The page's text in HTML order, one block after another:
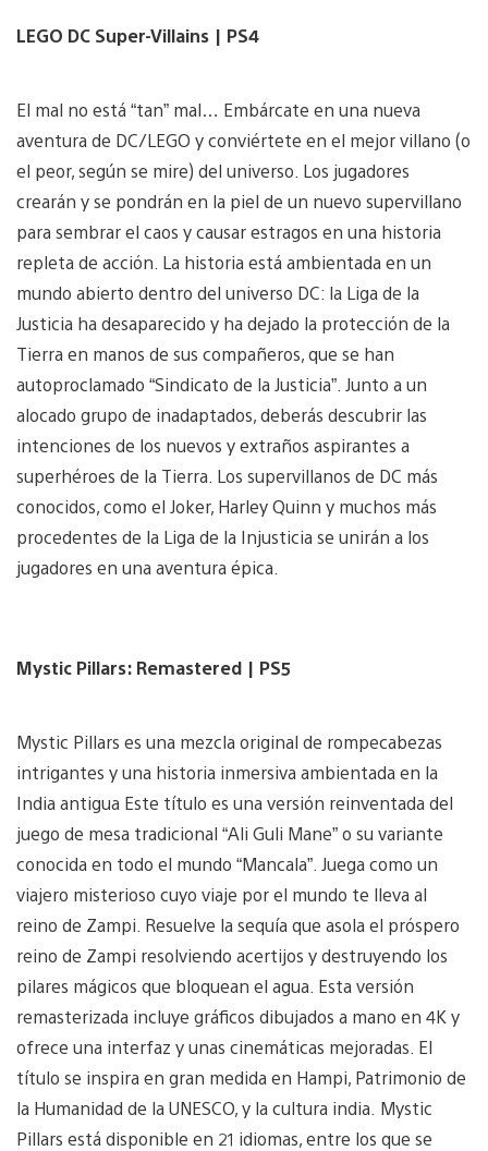
LEGO DC Super-Villains | PS4
El mal no está “tan” mal… Embárcate en una nueva
aventura de DC/LEGO y conviértete en el mejor villano (o
el peor, según se mire) del universo. Los jugadores
crearán y se pondrán en la piel de un nuevo supervillano
para sembrar el caos y causar estragos en una historia
repleta de acción. La historia está ambientada en un
mundo abierto dentro del universo DC: la Liga de la
Justicia ha desaparecido y ha dejado la protección de la
Tierra en manos de sus compañeros, que se han
autoproclamado “Sindicato de la Justicia”. Junto a un
alocado grupo de inadaptados, deberás descubrir las
intenciones de los nuevos y extraños aspirantes a
superhéroes de la Tierra. Los supervillanos de DC más
conocidos, como el Joker, Harley Quinn y muchos más
procedentes de la Liga de la Injusticia se unirán a los
jugadores en una aventura épica.
Mystic Pillars: Remastered | PS5
Mystic Pillars es una mezcla original de rompecabezas
intrigantes y una historia inmersiva ambientada en la
India antigua Este título es una versión reinventada del
juego de mesa tradicional “Ali Guli Mane” o su variante
conocida en todo el mundo “Mancala”. Juega como un
viajero misterioso cuyo viaje por el mundo te lleva al
reino de Zampi. Resuelve la sequía que asola el próspero
reino de Zampi resolviendo acertijos y destruyendo los
pilares mágicos que bloquean el agua. Esta versión
remasterizada incluye gráficos dibujados a mano en 4K y
ofrece una interfaz y unas cinemáticas mejoradas. El
título se inspira en gran medida en Hampi, Patrimonio de
la Humanidad de la UNESCO, y la cultura india. Mystic
Pillars está disponible en 21 idiomas, entre los que se